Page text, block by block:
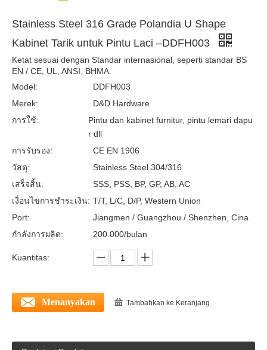
Stainless Steel 316 Grade Polandia U Shape
Kabinet Tarik untuk Pintu Laci –DDFH003
Ketat sesuai dengan Standar internasional, seperti standar BS
EN / CE, UL, ANSI, BHMA.
Model:
DDFH003
Merek:
D&D Hardware
การใช้:
Pintu dan kabinet furnitur, pintu lemari dapu
r dll
การรับรอง:
CE EN 1906
วัสดุ:
Stainless Steel 304/316
เสร็จสิ้น:
SSS, PSS, BP, GP, AB, AC
เงื่อนไขการชำระเงิน: T/T, L/C, D/P, Western Union
Port:
Jiangmen / Guangzhou / Shenzhen, Cina
กำลังการผลิต:
200.000/bulan
Kuantitas:
Menanyakan Tambahkan ke Keranjang